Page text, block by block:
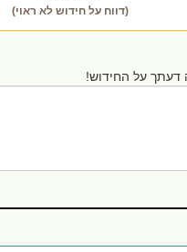
(דווח על חידוש לא ראוי)
החידוש!